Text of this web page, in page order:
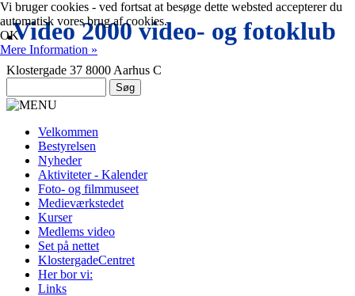
.Video 2000 video- og fotoklub
Klostergade 37 8000 Aarhus C
Velkommen
Bestyrelsen
Nyheder
Aktiviteter - Kalender
Foto- og filmmuseet
Medieværkstedet
Kurser
Medlems video
Set på nettet
KlostergadeCentret
Her bor vi:
Links
Vi bruger cookies - ved fortsat at besøge dette websted accepterer du
automatisk vores brug af cookies.
OK
Mere Information »